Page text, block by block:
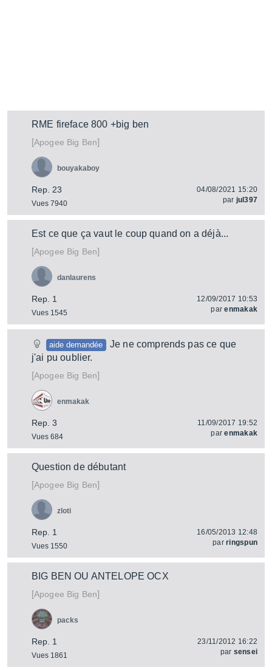
RME fireface 800 +big ben
[Apogee Big Ben]
Rep. 23
Vues 7940
bouyakaboy
04/08/2021 15:20
par jul397
Est ce que ça vaut le coup quand on a déjà...
[Apogee Big Ben]
Rep. 1
Vues 1545
danlaurens
12/09/2017 10:53
parenmakak
aide demandée
Je ne comprends pas ce que
j'ai pu oublier.
[Apogee Big Ben]
Rep. 3
Vues 684
enmakak
11/09/2017 19:52
parenmakak
Question de débutant
[Apogee Big Ben]
Rep. 1
Vues 1550
zloti
16/05/2013 12:48
parringspun
BIG BEN OU ANTELOPE OCX
[Apogee Big Ben]
Rep. 1
Vues 1861
packs
23/11/2012 16:22
par sensei